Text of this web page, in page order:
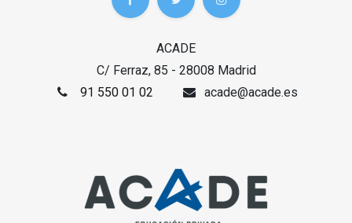
ACADE
C/ Ferraz, 85 - 28008 Madrid
91 550 01 02
acade@acade.es